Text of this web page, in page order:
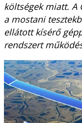
költségek miatt. A
a mostani
ellátott kísérő
rendszert